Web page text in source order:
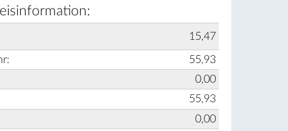
15,47
55,93
0,00
55,93
0,00